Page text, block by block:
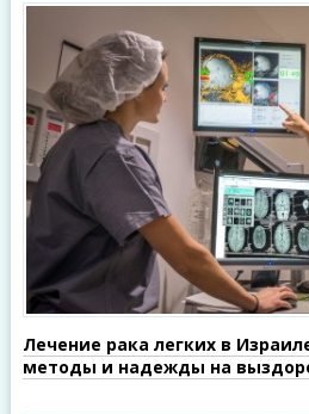
Лечение рака легких в
методы и надежды на